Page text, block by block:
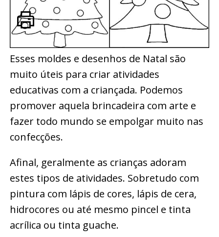
Esses moldes e desenhos de Natal são
muito úteis para criar atividades
educativas com a criançada. Podemos
promover aquela brincadeira com arte e
fazer todo mundo se empolgar muito nas
confecções.
Afinal, geralmente as crianças adoram
estes tipos de atividades. Sobretudo com
pintura com lápis de cores, lápis de cera,
hidrocores ou até mesmo pincel e tinta
acrílica ou tinta guache.